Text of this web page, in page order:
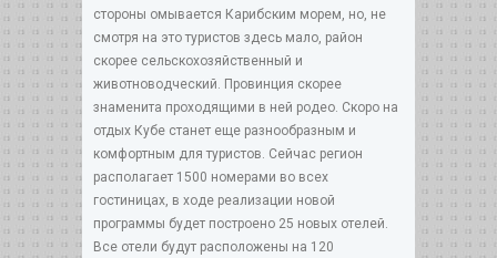
стороны омывается Карибским морем, но, не
смотря на это туристов здесь мало, район
скорее сельскохозяйственный и
животноводческий. Провинция скорее
знаменита проходящими в ней родео. Скоро на
отдых Кубе станет еще разнообразным и
комфортным для туристов. Сейчас регион
располагает 1500 номерами во всех
гостиницах, в ходе реализации новой
программы будет построено 25 новых отелей.
Все отели будут расположены на 120